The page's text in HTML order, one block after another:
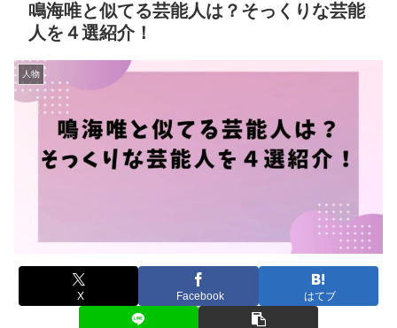
鳴海唯と似てる芸能人は？そっくりな芸能
人を４選紹介！
人物
X Facebook はてブ